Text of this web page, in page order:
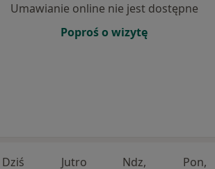
Umawianie online nie jest dostępne
Poproś o wizytę
Dziś Jutro Ndz, Pon,